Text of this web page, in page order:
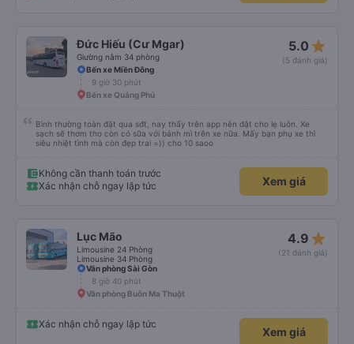
Đức Hiếu (Cư Mgar)
Giường nằm 34 phòng
5.0 star_rate
(5 đánh giá)
Bến xe Miền Đông
9 giờ 30 phút
Bến xe Quảng Phú
Bình thường toàn đặt qua sđt, nay thấy trên app nên đặt cho lẹ luôn. Xe
sạch sẽ thơm tho còn có sữa với bánh mì trên xe nữa. Mấy bạn phụ xe thì
siêu nhiệt tình mà còn đẹp trai =)) cho 10 saoo
Không cần thanh toán trước
Xác nhận chỗ ngay lập tức
Xem giá
Lục Mão
Limousine 24 Phòng
Limousine 34 Phòng
4.9 star_rate
(21 đánh giá)
Văn phòng Sài Gòn
8 giờ 40 phút
Văn phòng Buôn Ma Thuột
Xác nhận chỗ ngay lập tức
Xem giá